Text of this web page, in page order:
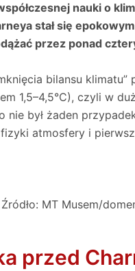
nauki o
stał się
przez ponad
bilansu
1,5–4,5°C), czyli w
nie był żaden
atmosfery i
MT Musem/
przed